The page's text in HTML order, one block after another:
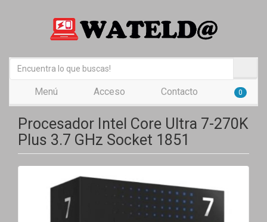
Menú Acceso Contacto 0
Procesador Intel Core Ultra 7-270K
Plus 3.7 GHz Socket 1851